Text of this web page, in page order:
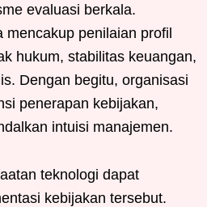
evaluasi berkala.
mencakup penilaian profil
hukum, stabilitas keuangan,
Dengan begitu, organisasi
penerapan kebijakan,
intuisi manajemen.
teknologi dapat
kebijakan tersebut.